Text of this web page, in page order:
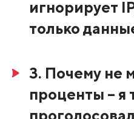
игнорирует
только
3. Почему не
проценты – я